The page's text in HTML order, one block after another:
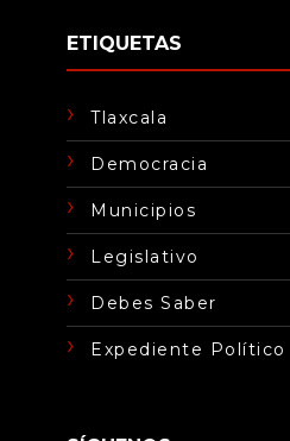
ETIQUETAS
Tlaxcala
Democracia
Municipios
Legislativo
Debes Saber
Expediente Político